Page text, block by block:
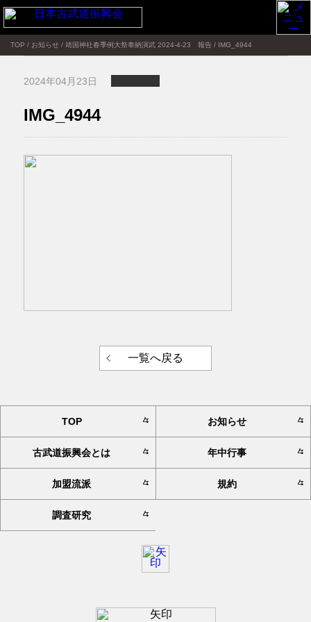
TOP / お知らせ / 靖国神社春季例大祭奉納演武 2024-4-23 報告 / IMG_4944
2024年04月23日
IMG_4944
一覧へ戻る
TOP お知らせ
古武道振興会とは 年中行事
加盟流派 規約
調査研究